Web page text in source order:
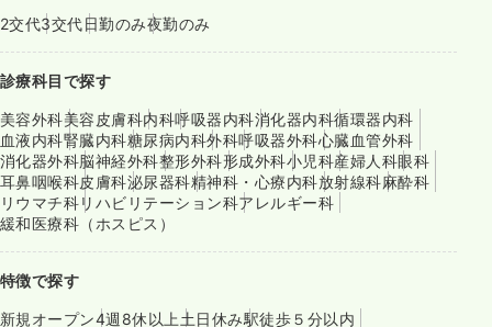
2交代3交代日勤のみ夜勤のみ
診療科目で探す
美容外科美容皮膚科内科呼吸器内科消化器内科循環器内科
血液内科腎臓内科糖尿病内科外科呼吸器外科心臓血管外科
消化器外科脳神経外科整形外科形成外科小児科産婦人科眼科
耳鼻咽喉科皮膚科泌尿器科精神科・心療内科放射線科麻酔科
リウマチ科リハビリテーション科アレルギー科
緩和医療科（ホスピス）
特徴で探す
新規オープン4週8休以上 土日休み駅徒歩５分以内